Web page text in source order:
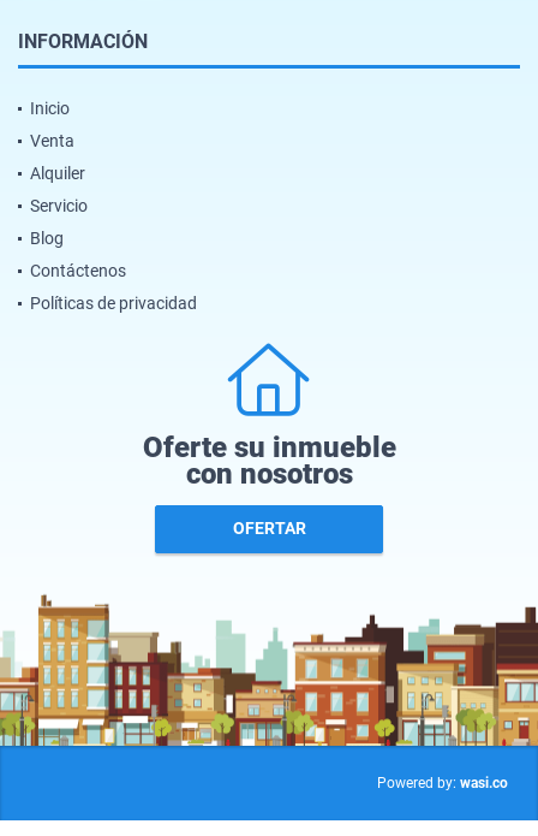
INFORMACIÓN
Inicio
Venta
Alquiler
Servicio
Blog
Contáctenos
Políticas de privacidad
Oferte su inmueble
con nosotros
OFERTAR
Powered by: wasi.co